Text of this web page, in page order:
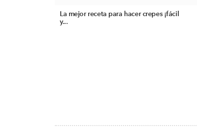
La mejor receta para hacer crepes ¡fácil
y...